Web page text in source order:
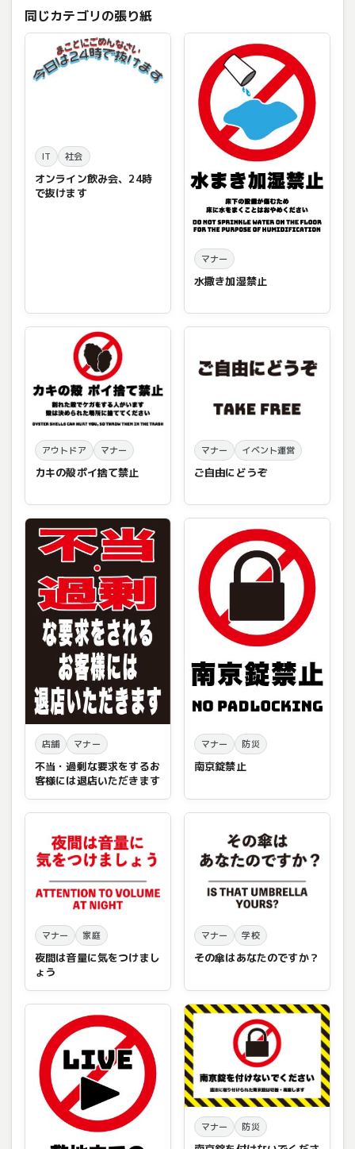
同じカテゴリの張り紙
IT 社会
オンライン飲み会、24時
で抜けます
マナー
水撒き加湿禁止
アウトドア マナー
カキの殻ポイ捨て禁止
マナー イベント運営
ご自由にどうぞ
店舗 マナー
不当・過剰な要求をするお
客様には退店いただきます
マナー 防災
南京錠禁止
マナー 家庭
夜間は音量に気をつけまし
ょう
マナー 学校
その傘はあなたのですか？
マナー 防災